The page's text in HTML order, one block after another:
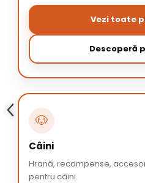
Vezi toate
Descoperă
🐶
Câini
Hrană, recompense,
pentru câini.